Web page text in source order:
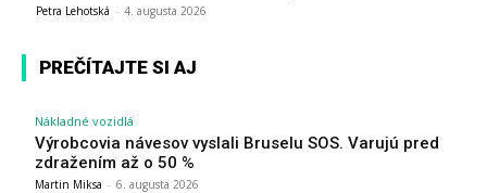
Petra Lehotská - 4. augusta 2026
PREČÍTAJTE SI AJ
Nákladné vozidlá
Výrobcovia návesov vyslali Bruselu SOS. Varujú pred
zdražením až o 50 %
Martin Miksa - 6. augusta 2026